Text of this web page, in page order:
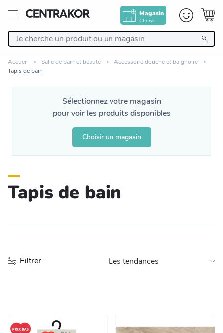
Magasin
Choisir
Décoration
Linge de maison
Cuisine et art de la table
Loisirs
Accueil Salle de bain et beauté
Accessoire douche et baignoire
Tapis de bain
Sélectionnez votre magasin
pour voir les produits disponibles
Choisir un magasin
Tapis de bain
Filtrer